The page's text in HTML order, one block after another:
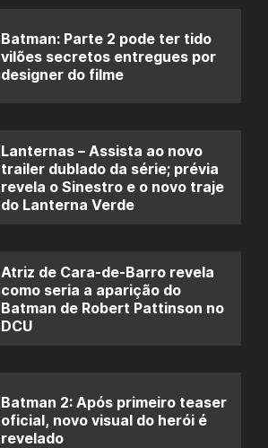
Batman: Parte 2 pode ter tido
vilões secretos entregues por
designer do filme
Lanternas – Assista ao novo
trailer dublado da série; prévia
revela o Sinestro e o novo traje
do Lanterna Verde
Atriz de Cara-de-Barro revela
como seria a aparição do
Batman de Robert Pattinson no
DCU
Batman 2: Após primeiro teaser
oficial, novo visual do herói é
revelado